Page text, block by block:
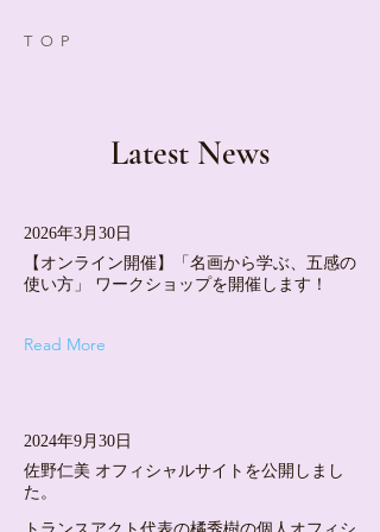
TOP
Latest News
2026年3月30日
【オンライン開催】「名画から学ぶ、五感の
使い方」 ワークショップを開催します！
Read More
2024年9月30日
佐野仁美 オフィシャルサイトを公開しまし
た。
トランスアクト代表の橘秀樹の個人オフィシ